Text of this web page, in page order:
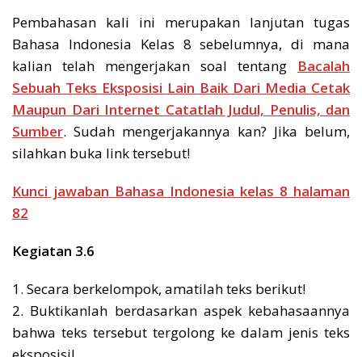
Pembahasan kali ini merupakan lanjutan tugas
Bahasa Indonesia Kelas 8 sebelumnya, di mana
kalian telah mengerjakan soal tentang Bacalah
Sebuah Teks Eksposisi Lain Baik Dari Media Cetak
Maupun Dari Internet Catatlah Judul, Penulis, dan
Sumber. Sudah mengerjakannya kan? Jika belum,
silahkan buka link tersebut!
Kunci jawaban Bahasa Indonesia kelas 8 halaman
82
Kegiatan 3.6
1. Secara berkelompok, amatilah teks berikut!
2. Buktikanlah berdasarkan aspek kebahasaannya
bahwa teks tersebut tergolong ke dalam jenis teks